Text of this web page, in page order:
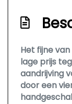
Het fijne
lage prijs
aandrijving
door een